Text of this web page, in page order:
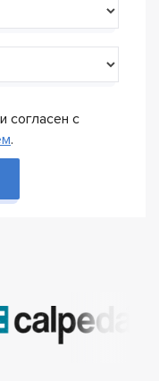
согласен с
.